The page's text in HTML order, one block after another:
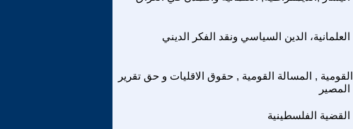
العلمانية، الدين السياسي ونقد الفكر الديني
القومية , المسالة القومية , حقوق الاقليات و حق تقرير
المصير
القضية الفلسطينية